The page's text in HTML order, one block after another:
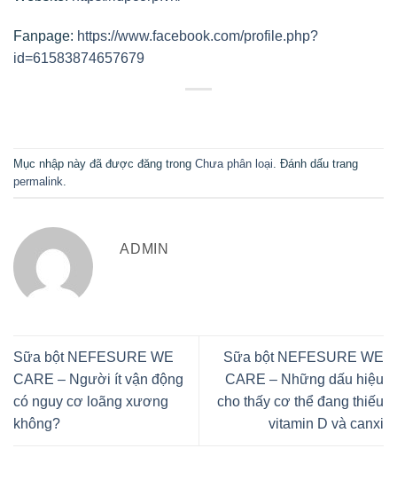
Fanpage: https://www.facebook.com/profile.php?
id=61583874657679
Mục nhập này đã được đăng trong Chưa phân loại . Đánh dấu trang
permalink
ADMIN
Sữa bột NEFESURE WE
CARE – Người ít vận động
có nguy cơ loãng xương
không?
Sữa bột NEFESURE WE
CARE – Những dấu hiệu
cho thấy cơ thể đang thiếu
vitamin D và canxi